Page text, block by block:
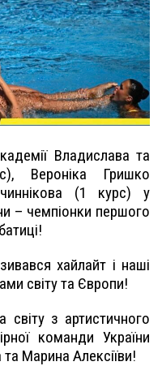
Владислава та
Вероніка Гришко
(1 курс) у
– чемпіонки першого
хайлайт і наші
світу та Європи!
з артистичного
команди України
Марина Алексіїви!